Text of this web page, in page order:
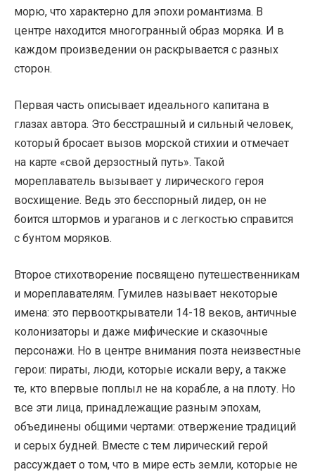
морю, что характерно для эпохи романтизма. В
центре находится многогранный образ моряка. И в
каждом произведении он раскрывается с разных
сторон.
Первая часть описывает идеального капитана в
глазах автора. Это бесстрашный и сильный человек,
который бросает вызов морской стихии и отмечает
на карте «свой дерзостный путь». Такой
мореплаватель вызывает у лирического героя
восхищение. Ведь это бесспорный лидер, он не
боится штормов и ураганов и с легкостью справится
с бунтом моряков.
Второе стихотворение посвящено путешественникам
и мореплавателям. Гумилев называет некоторые
имена: это первооткрыватели 14-18 веков, античные
колонизаторы и даже мифические и сказочные
персонажи. Но в центре внимания поэта неизвестные
герои: пираты, люди, которые искали веру, а также
те, кто впервые поплыл не на корабле, а на плоту. Но
все эти лица, принадлежащие разным эпохам,
объединены общими чертами: отвержение традиций
и серых будней. Вместе с тем лирический герой
рассуждает о том, что в мире есть земли, которые не